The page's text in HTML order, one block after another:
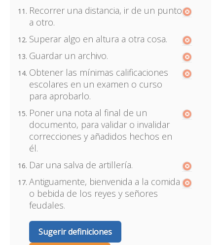
Recorrer una distancia, ir de un punto
a otro.
Superar algo en altura a otra cosa.
Guardar un archivo.
Obtener las mínimas calificaciones
escolares en un examen o curso
para aprobarlo.
Poner una nota al final de un
documento, para validar o invalidar
correcciones y añadidos hechos en
él.
Dar una salva de artillería.
Antiguamente, bienvenida a la comida
o bebida de los reyes y señores
feudales.
Sugerir definiciones